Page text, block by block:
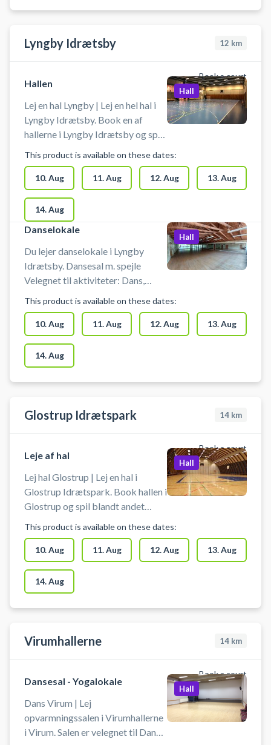
Lyngby Idrætsby 12 km
Book a court
Hallen
Lej en hal Lyngby | Lej en hel hal i
Lyngby Idrætsby. Book en af
hallerne i Lyngby Idrætsby og spil
af hallen kan bruges til blandt
andet indendørs fodbold,
håndbold, volley og badminton.
Der er net og mål til rådighed. Der
er mulighed for omklædning og
gratis parkering ved booking af
hallerne i Lyngby Idrætsby.
Hall
This product is available on these dates:
10. Aug 11. Aug 12. Aug 13. Aug
14. Aug
Danselokale
Du lejer danselokale i Lyngby
Idrætsby. Dansesal m. spejle
Velegnet til aktiviteter: Dans,
personer: 20
Hall
This product is available on these dates:
10. Aug 11. Aug 12. Aug 13. Aug
14. Aug
Glostrup Idrætspark 14 km
Book a court
Leje af hal
Lej hal Glostrup | Lej en hal i
Glostrup Idrætspark. Book hallen i
Glostrup og spil blandt andet
Glostrup. Booking af hallen kan
foruden indendørs tennis bruges
til indendørs fodbold, håndbold,
pickleball eller badminton. Der er
net og mål til rådighed. Der er
gode muligheder for parkering
Hall
This product is available on these dates:
10. Aug 11. Aug 12. Aug 13. Aug
14. Aug
Virumhallerne 14 km
Book a court
Dansesal - Yogalokale
Dans Virum | Lej
opvarmningssalen i Virumhallerne
i Virum. Salen er velegnet til Dans,
Hall